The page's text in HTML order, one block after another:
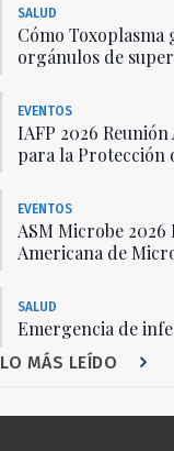
SALUD
Cómo
orgánulos de
EVENTOS
IAFP 2026
para la Protección
EVENTOS
ASM Microbe 2026
Americana de
SALUD
Emergencia de
LO MÁS LEÍDO